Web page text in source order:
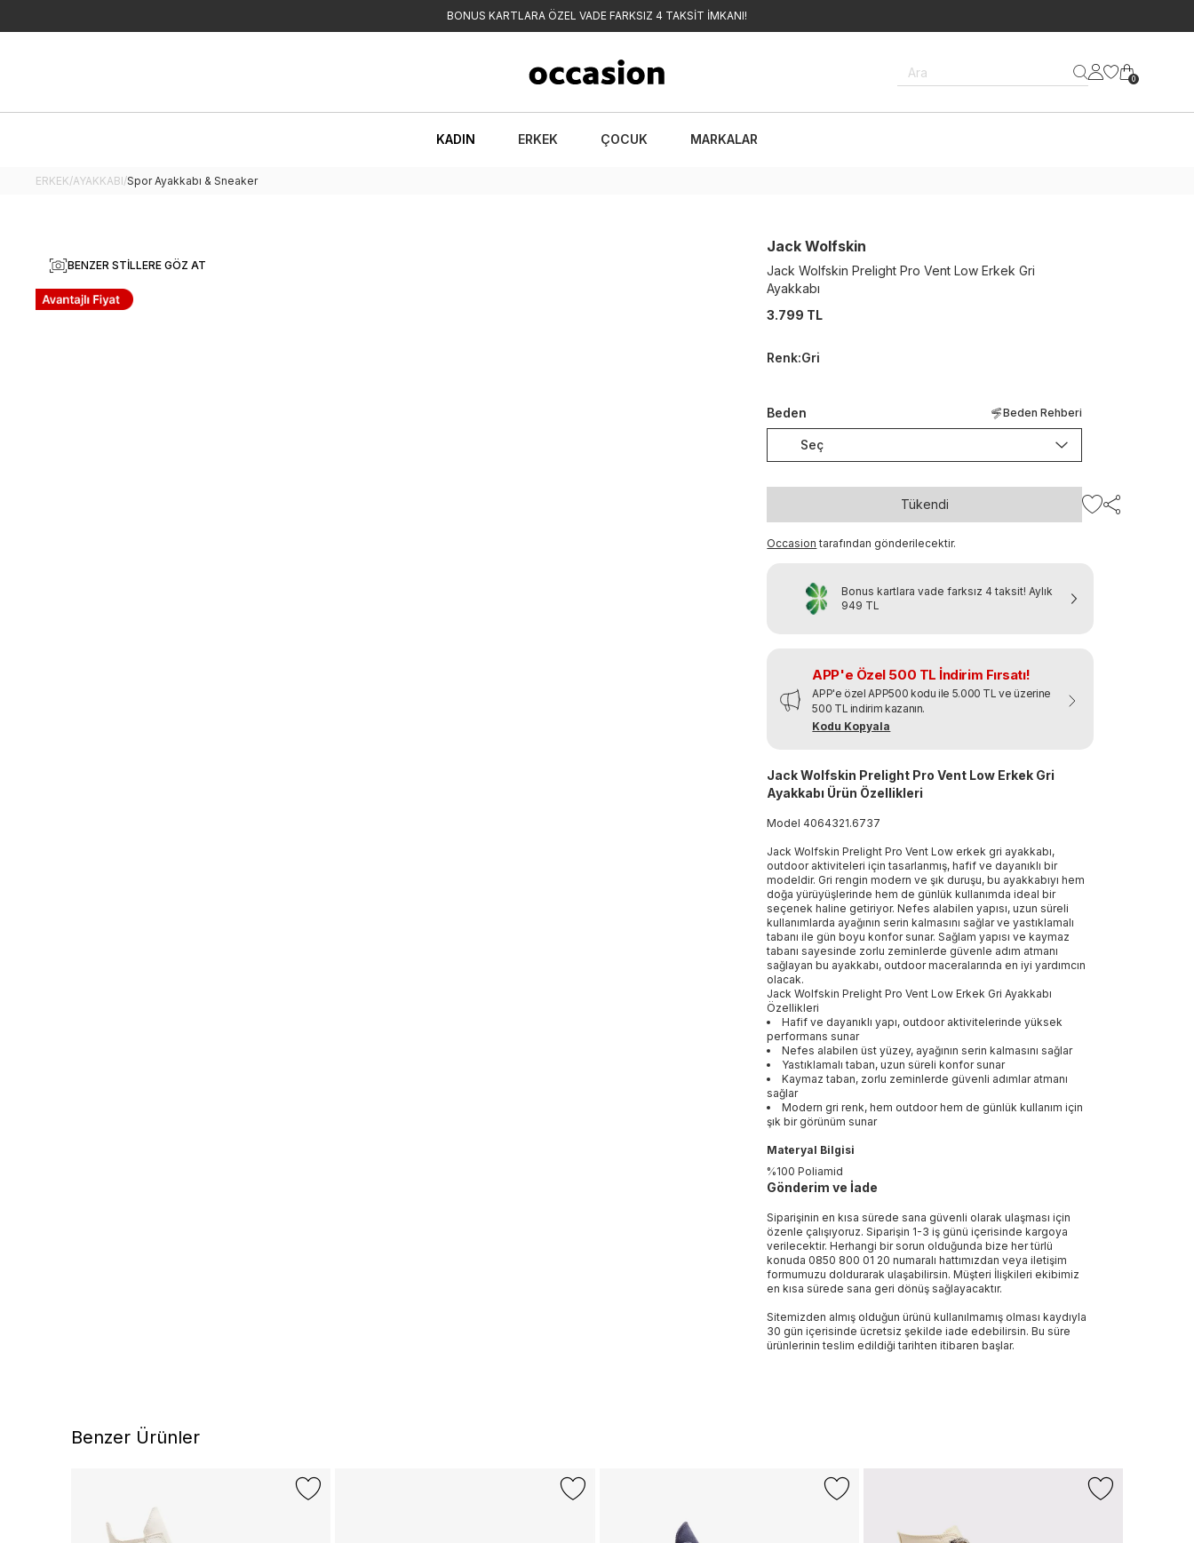
BONUS KARTLARA ÖZEL VADE FARKSIZ 4 TAKSİT İMKANI!
Ara 0
KADIN ERKEK ÇOCUK MARKALAR
ERKEK/AYAKKABI/Spor Ayakkabı & Sneaker
BENZER STILLERE GÖZ AT
Jack Wolfskin
Jack Wolfskin Prelight Pro Vent Low Erkek Gri
Ayakkabı
3.799 TL
Renk:Gri
Beden Beden Rehberi
Seç
Tükendi
Occasion tarafından gönderilecektir.
Bonus kartlara vade farksız 4 taksit! Aylık
949 TL
APP'e Özel 500 TL İndirim Fırsatı!
APP'e özel APP500 kodu ile 5.000 TL ve üzerine
500 TL indirim kazanın.
Kodu Kopyala
Jack Wolfskin Prelight Pro Vent Low Erkek Gri
Ayakkabı Ürün Özellikleri
Model4064321.6737
Jack Wolfskin Prelight Pro Vent Low erkek gri ayakkabı,
outdoor aktiviteleri için tasarlanmış, hafif ve dayanıklı bir
modeldir. Gri rengin modern ve şık duruşu, bu ayakkabıyı hem
doğa yürüyüşlerinde hem de günlük kullanımda ideal bir
seçenek haline getiriyor. Nefes alabilen yapısı, uzun süreli
kullanımlarda ayağının serin kalmasını sağlar ve yastıklamalı
tabanı ile gün boyu konfor sunar. Sağlam yapısı ve kaymaz
tabanı sayesinde zorlu zeminlerde güvenle adım atmanı
sağlayan bu ayakkabı, outdoor maceralarında en iyi yardımcın
olacak.
Jack Wolfskin Prelight Pro Vent Low Erkek Gri Ayakkabı
Özellikleri
Hafif ve dayanıklı yapı, outdoor aktivitelerinde yüksek
performans sunar
Nefes alabilen üst yüzey, ayağının serin kalmasını sağlar
Yastıklamalı taban, uzun süreli konfor sunar
Kaymaz taban, zorlu zeminlerde güvenli adımlar atmanı
sağlar
Modern gri renk, hem outdoor hem de günlük kullanım için
şık bir görünüm sunar
Materyal Bilgisi
%100 Poliamid
Gönderim ve İade
Siparişinin en kısa sürede sana güvenli olarak ulaşması için
özenle çalışıyoruz. Siparişin 1-3 iş günü içerisinde kargoya
verilecektir. Herhangi bir sorun olduğunda bize her türlü
konuda 0850 800 01 20 numaralı hattımızdan veya iletişim
formumuzu doldurarak ulaşabilirsin. Müşteri İlişkileri ekibimiz
en kısa sürede sana geri dönüş sağlayacaktır.
Sitemizden almış olduğun ürünü kullanılmamış olması kaydıyla
30 gün içerisinde ücretsiz şekilde iade edebilirsin. Bu süre
ürünlerinin teslim edildiği tarihten itibaren başlar.
Benzer Ürünler